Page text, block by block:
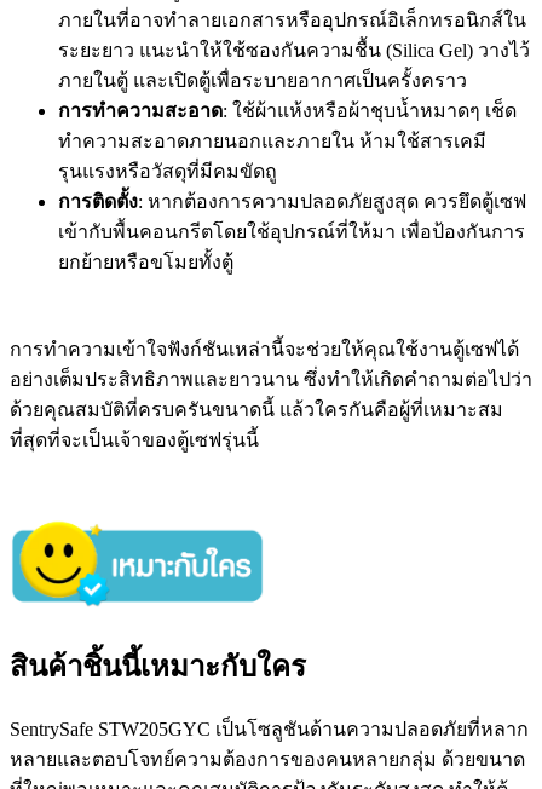
ภายในที่อาจทำลายเอกสารหรืออุปกรณ์อิเล็กทรอนิกส์ใน
ระยะยาว แนะนำให้ใช้ซองกันความชื้น (Silica Gel) วางไว้
ภายในตู้ และเปิดตู้เพื่อระบายอากาศเป็นครั้งคราว
การทำความสะอาด: ใช้ผ้าแห้งหรือผ้าชุบน้ำหมาดๆ เช็ด
ทำความสะอาดภายนอกและภายใน ห้ามใช้สารเคมี
รุนแรงหรือวัสดุที่มีคมขัดถู
การติดตั้ง: หากต้องการความปลอดภัยสูงสุด ควรยึดตู้เซฟ
เข้ากับพื้นคอนกรีตโดยใช้อุปกรณ์ที่ให้มา เพื่อป้องกันการ
ยกย้ายหรือขโมยทั้งตู้
การทำความเข้าใจฟังก์ชันเหล่านี้จะช่วยให้คุณใช้งานตู้เซฟได้
อย่างเต็มประสิทธิภาพและยาวนาน ซึ่งทำให้เกิดคำถามต่อไปว่า
ด้วยคุณสมบัติที่ครบครันขนาดนี้ แล้วใครกันคือผู้ที่เหมาะสม
ที่สุดที่จะเป็นเจ้าของตู้เซฟรุ่นนี้
สินค้าชิ้นนี้เหมาะกับใคร
SentrySafe STW205GYC เป็นโซลูชันด้านความปลอดภัยที่หลาก
หลายและตอบโจทย์ความต้องการของคนหลายกลุ่ม ด้วยขนาด